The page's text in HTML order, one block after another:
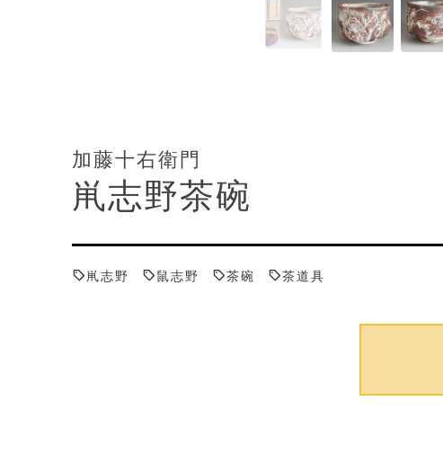
加藤十右衛門
鼡志野茶碗
鼡志野 鼠志野 茶碗 茶道具